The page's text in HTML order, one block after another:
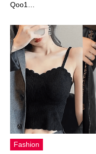
Qoo1…
Fashion